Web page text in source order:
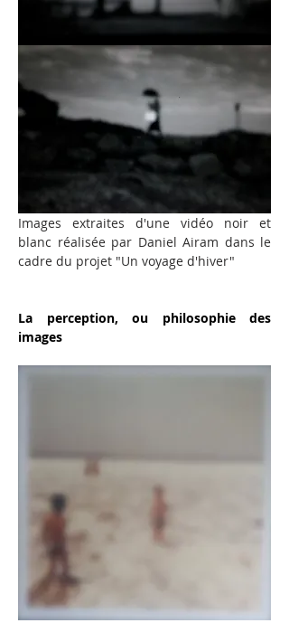
Images extraites d'une vidéo noir et
blanc réalisée par Daniel Airam dans le
cadre du projet "Un voyage d'hiver"
La perception, ou philosophie des
images